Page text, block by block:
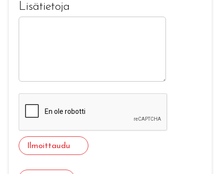
Lisätietoja
Ilmoittaudu